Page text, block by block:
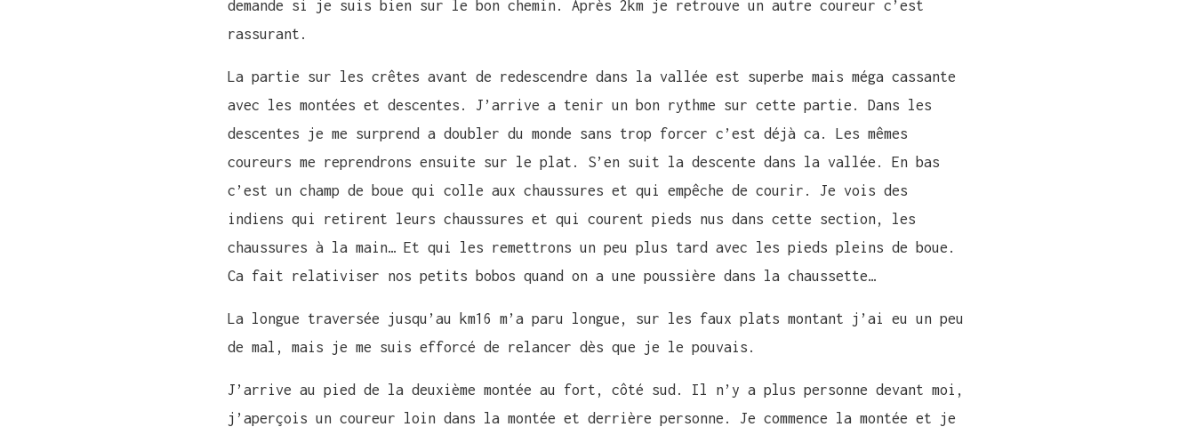
demande si je suis bien sur le bon chemin. Après 2km je retrouve un autre coureur c’est
rassurant.
La partie sur les crêtes avant de redescendre dans la vallée est superbe mais méga cassante
avec les montées et descentes. J’arrive a tenir un bon rythme sur cette partie. Dans les
descentes je me surprend a doubler du monde sans trop forcer c’est déjà ca. Les mêmes
coureurs me reprendrons ensuite sur le plat. S’en suit la descente dans la vallée. En bas
c’est un champ de boue qui colle aux chaussures et qui empêche de courir. Je vois des
indiens qui retirent leurs chaussures et qui courent pieds nus dans cette section, les
chaussures à la main… Et qui les remettrons un peu plus tard avec les pieds pleins de boue.
Ca fait relativiser nos petits bobos quand on a une poussière dans la chaussette…
La longue traversée jusqu’au km16 m’a paru longue, sur les faux plats montant j’ai eu un peu
de mal, mais je me suis efforcé de relancer dès que je le pouvais.
J’arrive au pied de la deuxième montée au fort, côté sud. Il n’y a plus personne devant moi,
j’aperçois un coureur loin dans la montée et derrière personne. Je commence la montée et je